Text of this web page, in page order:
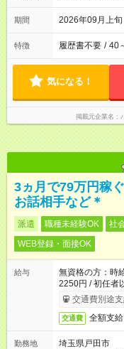
期間 2026年09月上
特徴 履歴書不要 / 40
気になる！
掲載元企業名
3ヵ月で79万円稼
お話相手など＊
派遣 職種未経験OK 社
WEB登録・面接OK
給与
無資格の方：時
2250円 / 初任者
交通費別途支
交通費 全額支給
勤務地
埼玉県戸田市